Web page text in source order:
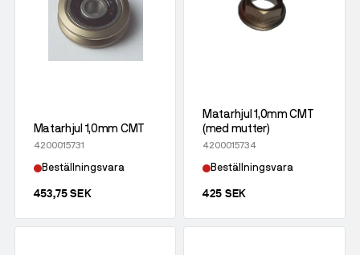
Matarhjul 1,0mm CMT
4200015731
Beställningsvara
453,75 SEK
Matarhjul 1,0mm CMT
(med mutter)
4200015734
Beställningsvara
425 SEK